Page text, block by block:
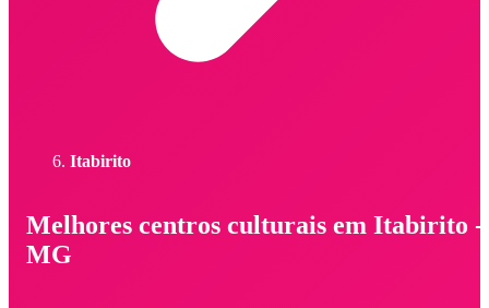
Itabirito
Melhores centros culturais em Itabirito -
MG